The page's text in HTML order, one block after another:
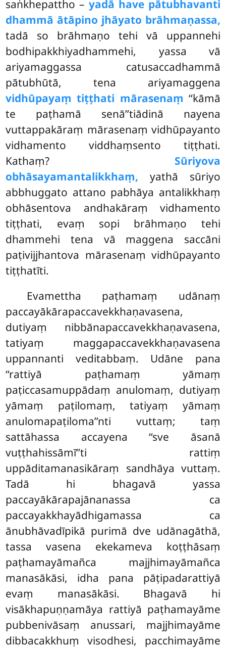
saṅkhepattho – yadā have pātubhavanti
dhammā ātāpino jhāyato brāhmaṇassa,
tadā so brāhmaṇo tehi vā uppannehi
bodhipakkhiyadhammehi, yassa vā
ariyamaggassa catusaccadhammā
pātubhūtā, tena ariyamaggena
vidhūpayaṃ tiṭṭhati mārasenaṃ ‘‘kāmā
te paṭhamā senā’’tiādinā nayena
vuttappakāraṃ mārasenaṃ vidhūpayanto
vidhamento viddhaṃsento tiṭṭhati.
Kathaṃ? Sūriyova
obhāsayamantalikkhaṃ, yathā sūriyo
abbhuggato attano pabhāya antalikkhaṃ
obhāsentova andhakāraṃ vidhamento
tiṭṭhati, evaṃ sopi brāhmaṇo tehi
dhammehi tena vā maggena saccāni
paṭivijjhantova mārasenaṃ vidhūpayanto
tiṭṭhatīti.
Evamettha paṭhamaṃ udānaṃ
paccayākārapaccavekkhaṇavasena,
dutiyaṃ nibbānapaccavekkhaṇavasena,
tatiyaṃ maggapaccavekkhaṇavasena
uppannanti veditabbaṃ. Udāne pana
‘‘rattiyā paṭhamaṃ yāmaṃ
paṭiccasamuppādaṃ anulomaṃ, dutiyaṃ
yāmaṃ paṭilomaṃ, tatiyaṃ yāmaṃ
anulomapaṭiloma’’nti vuttaṃ; taṃ
sattāhassa accayena ‘‘sve āsanā
vuṭṭhahissāmī’’ti rattiṃ
uppāditamanasikāraṃ sandhāya vuttaṃ.
Tadā hi bhagavā yassa
paccayākārapajānanassa ca
paccayakkhayādhigamassa ca
ānubhāvadīpikā purimā dve udānagāthā,
tassa vasena ekekameva koṭṭhāsaṃ
paṭhamayāmañca majjhimayāmañca
manasākāsi, idha pana pāṭipadarattiyā
evaṃ manasākāsi. Bhagavā hi
visākhapuṇṇamāya rattiyā paṭhamayāme
pubbenivāsaṃ anussari, majjhimayāme
dibbacakkhuṃ visodhesi, pacchimayāme